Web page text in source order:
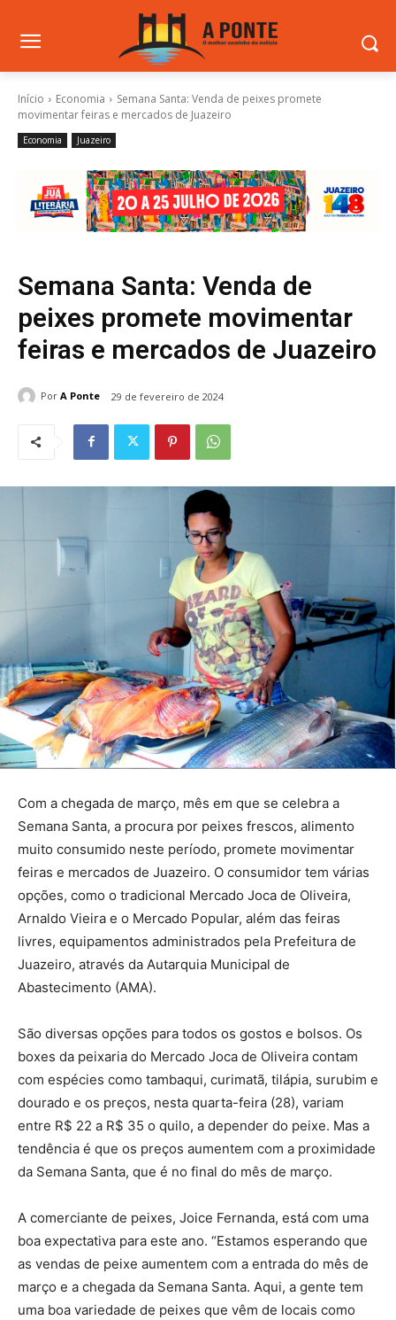
Início Economia
Semana Santa: Venda de peixes promete
movimentar feiras e mercados de Juazeiro
Economia Juazeiro
Semana Santa: Venda de
peixes promete movimentar
feiras e mercados de Juazeiro
Por A Ponte 29 de fevereiro de 2024
Com a chegada de março, mês em que se celebra a
Semana Santa, a procura por peixes frescos, alimento
muito consumido neste período, promete movimentar
feiras e mercados de Juazeiro. O consumidor tem várias
opções, como o tradicional Mercado Joca de Oliveira,
Arnaldo Vieira e o Mercado Popular, além das feiras
livres, equipamentos administrados pela Prefeitura de
Juazeiro, através da Autarquia Municipal de
Abastecimento (AMA).
São diversas opções para todos os gostos e bolsos. Os
boxes da peixaria do Mercado Joca de Oliveira contam
com espécies como tambaqui, curimatã, tilápia, surubim e
dourado e os preços, nesta quarta-feira (28), variam
entre R$ 22 a R$ 35 o quilo, a depender do peixe. Mas a
tendência é que os preços aumentem com a proximidade
da Semana Santa, que é no final do mês de março.
A comerciante de peixes, Joice Fernanda, está com uma
boa expectativa para este ano. “Estamos esperando que
as vendas de peixe aumentem com a entrada do mês de
março e a chegada da Semana Santa. Aqui, a gente tem
uma boa variedade de peixes que vêm de locais como